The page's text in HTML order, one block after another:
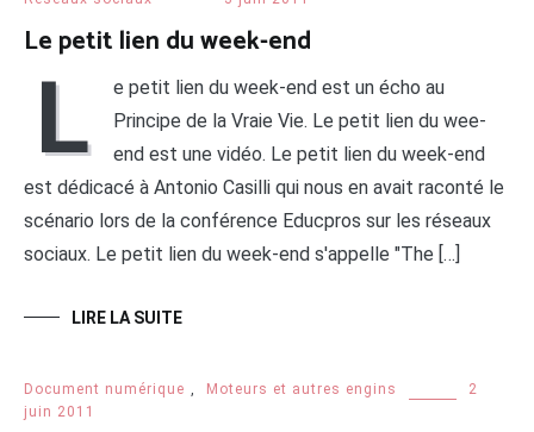
Le petit lien du week-end
L
e petit lien du week-end est un écho au
Principe de la Vraie Vie. Le petit lien du wee-
end est une vidéo. Le petit lien du week-end
est dédicacé à Antonio Casilli qui nous en avait raconté le
scénario lors de la conférence Educpros sur les réseaux
sociaux. Le petit lien du week-end s'appelle "The […]
LIRE LA SUITE
Document numérique Moteurs et autres engins
2
juin 2011